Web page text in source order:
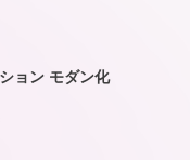
ョン モダン化